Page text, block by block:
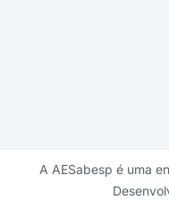
A AESabesp é uma